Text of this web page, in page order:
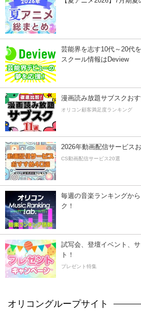
芸能界を志す10代～20代
スクール情報はDeview
漫画読み放題サブスクおす
オリコン顧客満足度ランキング
2026年動画配信サービス
CS動画配信サービス20選
毎週の音楽ランキングか
ク！
試写会、登壇イベント、
ト！
プレゼント特集
オリコングループサイト